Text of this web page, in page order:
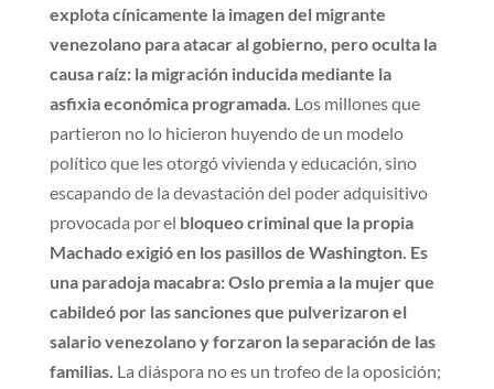
explota cínicamente la imagen del migrante
venezolano para atacar al gobierno, pero oculta la
causa raíz: la migración inducida mediante la
asfixia económica programada. Los millones que
partieron no lo hicieron huyendo de un modelo
político que les otorgó vivienda y educación, sino
escapando de la devastación del poder adquisitivo
provocada por el bloqueo criminal que la propia
Machado exigió en los pasillos de Washington. Es
una paradoja macabra: Oslo premia a la mujer que
cabildeó por las sanciones que pulverizaron el
salario venezolano y forzaron la separación de las
familias. La diáspora no es un trofeo de la oposición;